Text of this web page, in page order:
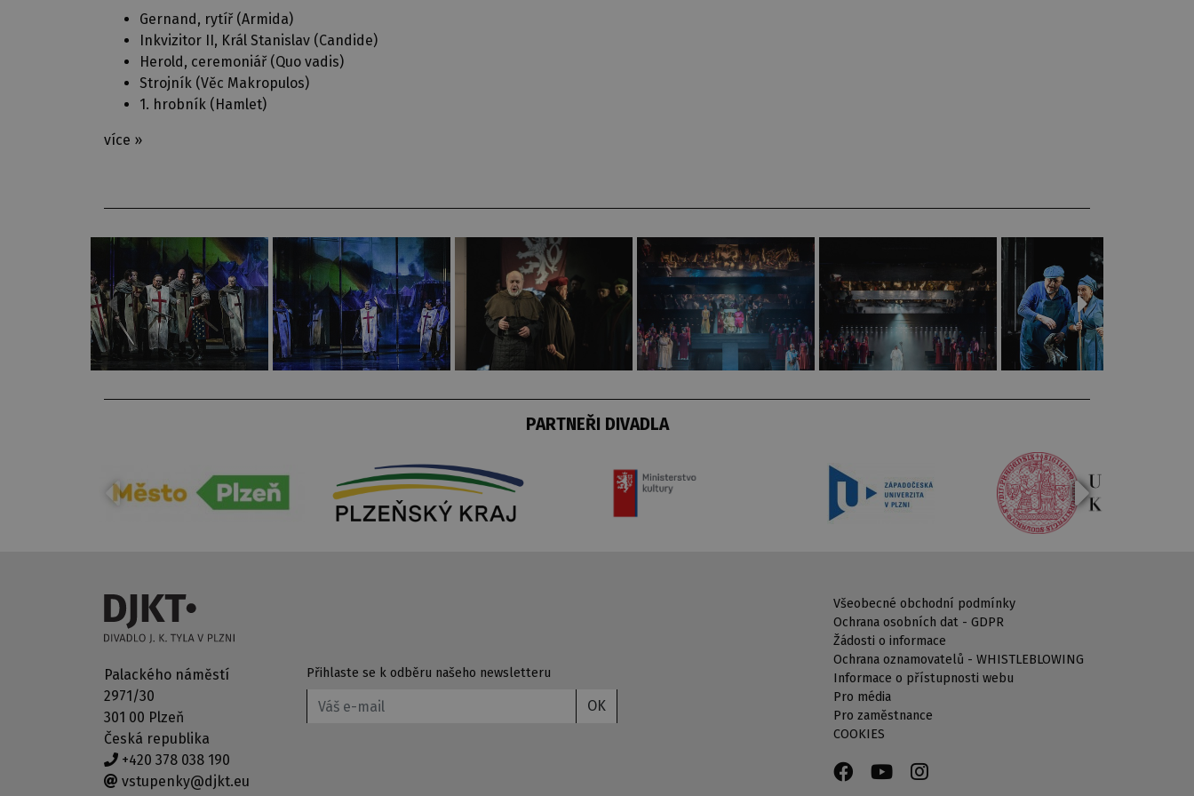
Gernand, rytíř (Armida)
Inkvizitor II, Král Stanislav (Candide)
Herold, ceremoniář (Quo vadis)
Strojník (Věc Makropulos)
1. hrobník (Hamlet)
více »
PARTNEŘI DIVADLA
Palackého náměstí
2971/30
301 00 Plzeň
Česká republika
+420 378 038 190
vstupenky@djkt.eu
Přihlaste se k odběru našeho newsletteru
OK
Všeobecné obchodní podmínky
Ochrana osobních dat - GDPR
Žádosti o informace
Ochrana oznamovatelů - WHISTLEBLOWING
Informace o přístupnosti webu
Pro média
Pro zaměstnance
COOKIES